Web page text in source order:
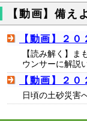
【動画】備え
【動画】２
【読み解く】
ウンサーに解説
【動画】２
日頃の土砂災害